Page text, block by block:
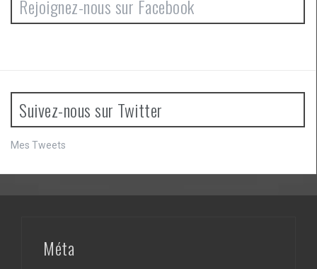
Rejoignez-nous sur Facebook
Suivez-nous sur Twitter
Mes Tweets
Méta